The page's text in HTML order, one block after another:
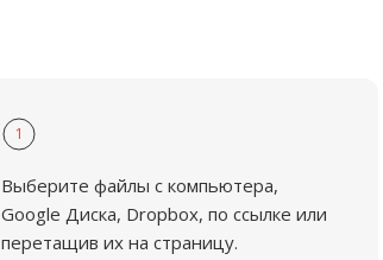
1
Выберите файлы с компьютера,
Google Диска, Dropbox, по ссылке или
перетащив их на страницу.